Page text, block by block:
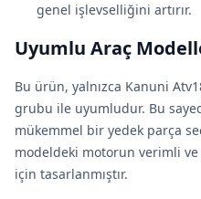
genel işlevselliğini artırır.
Uyumlu Araç
Bu ürün, yalnızca Kanuni
grubu ile uyumludur. Bu
mükemmel bir yedek parça
modeldeki motorun verimli ve
için tasarlanmıştır.